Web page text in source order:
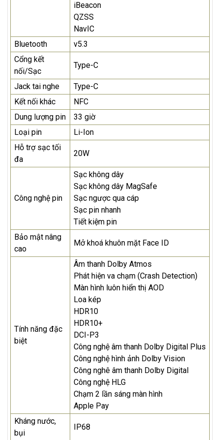
iBeacon
QZSS
NavIC
Bluetooth
v5.3
Cổng kết
nối/Sạc
Type-C
Jack tai nghe
Type-C
Kết nối khác
NFC
Dung lượng pin
33 giờ
Loại pin
Li-Ion
Hỗ trợ sạc tối
đa
20W
Công nghệ pin
Sạc không dây
Sạc không dây MagSafe
Sạc ngược qua cáp
Sạc pin nhanh
Tiết kiệm pin
Bảo mật nâng
cao
Mở khoá khuôn mặt Face ID
Tính năng đặc
biệt
Âm thanh Dolby Atmos
Phát hiện va chạm (Crash Detection)
Màn hình luôn hiển thị AOD
Loa kép
HDR10
HDR10+
DCI-P3
Công nghệ âm thanh Dolby Digital Plus
Công nghệ hình ảnh Dolby Vision
Công nghê âm thanh Dolby Digital
Công nghệ HLG
Chạm 2 lần sáng màn hình
Apple Pay
Kháng nước,
bụi
IP68